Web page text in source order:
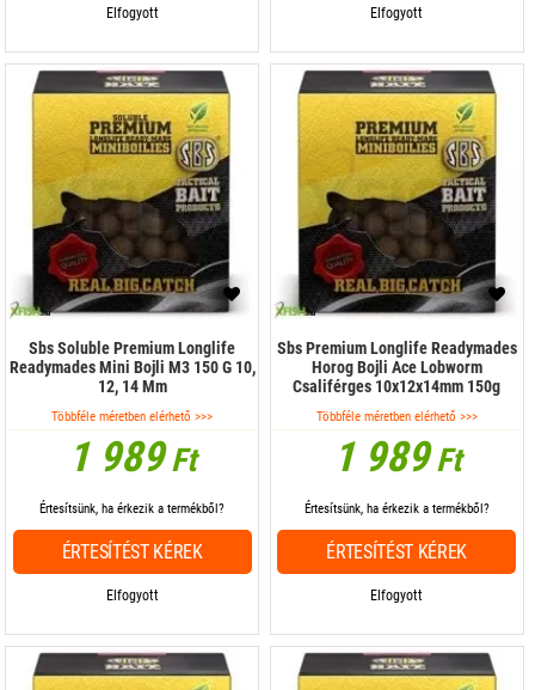
Elfogyott Elfogyott
Sbs Soluble Premium Longlife
Readymades Mini Bojli M3 150 G 10,
12, 14 Mm
Többféle méretben elérhető >>>
1 989Ft
Elfogyott
Értesítsünk, ha érkezik a termékből?
ÉRTESÍTÉST KÉREK
Sbs Premium Longlife Readymades
Horog Bojli Ace Lobworm
Csaliférges 10x12x14mm 150g
Többféle méretben elérhető >>>
1 989Ft
Elfogyott
Értesítsünk, ha érkezik a termékből?
ÉRTESÍTÉST KÉREK